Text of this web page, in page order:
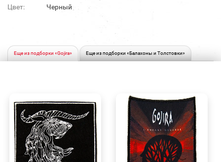
Цвет:
Черный
Еще из подборки «Gojira» Еще из подборки «Балахоны и Толстовки»